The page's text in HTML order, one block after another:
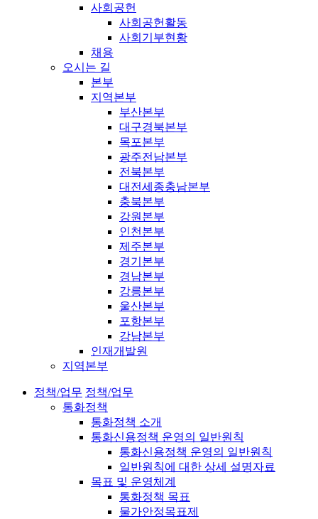
사회공헌
사회공헌활동
사회기부현황
채용
오시는 길
본부
지역본부
부산본부
대구경북본부
목포본부
광주전남본부
전북본부
대전세종충남본부
충북본부
강원본부
인천본부
제주본부
경기본부
경남본부
강릉본부
울산본부
포항본부
강남본부
인재개발원
지역본부
정책/업무 정책/업무
통화정책
통화정책 소개
통화신용정책 운영의 일반원칙
통화신용정책 운영의 일반원칙
일반원칙에 대한 상세 설명자료
목표 및 운영체계
통화정책 목표
물가안정목표제